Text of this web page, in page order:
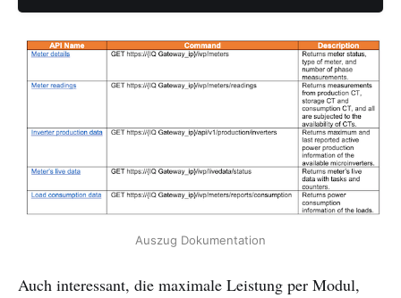
Auszug Dokumentation
Auch interessant, die maximale Leistung per Modul,